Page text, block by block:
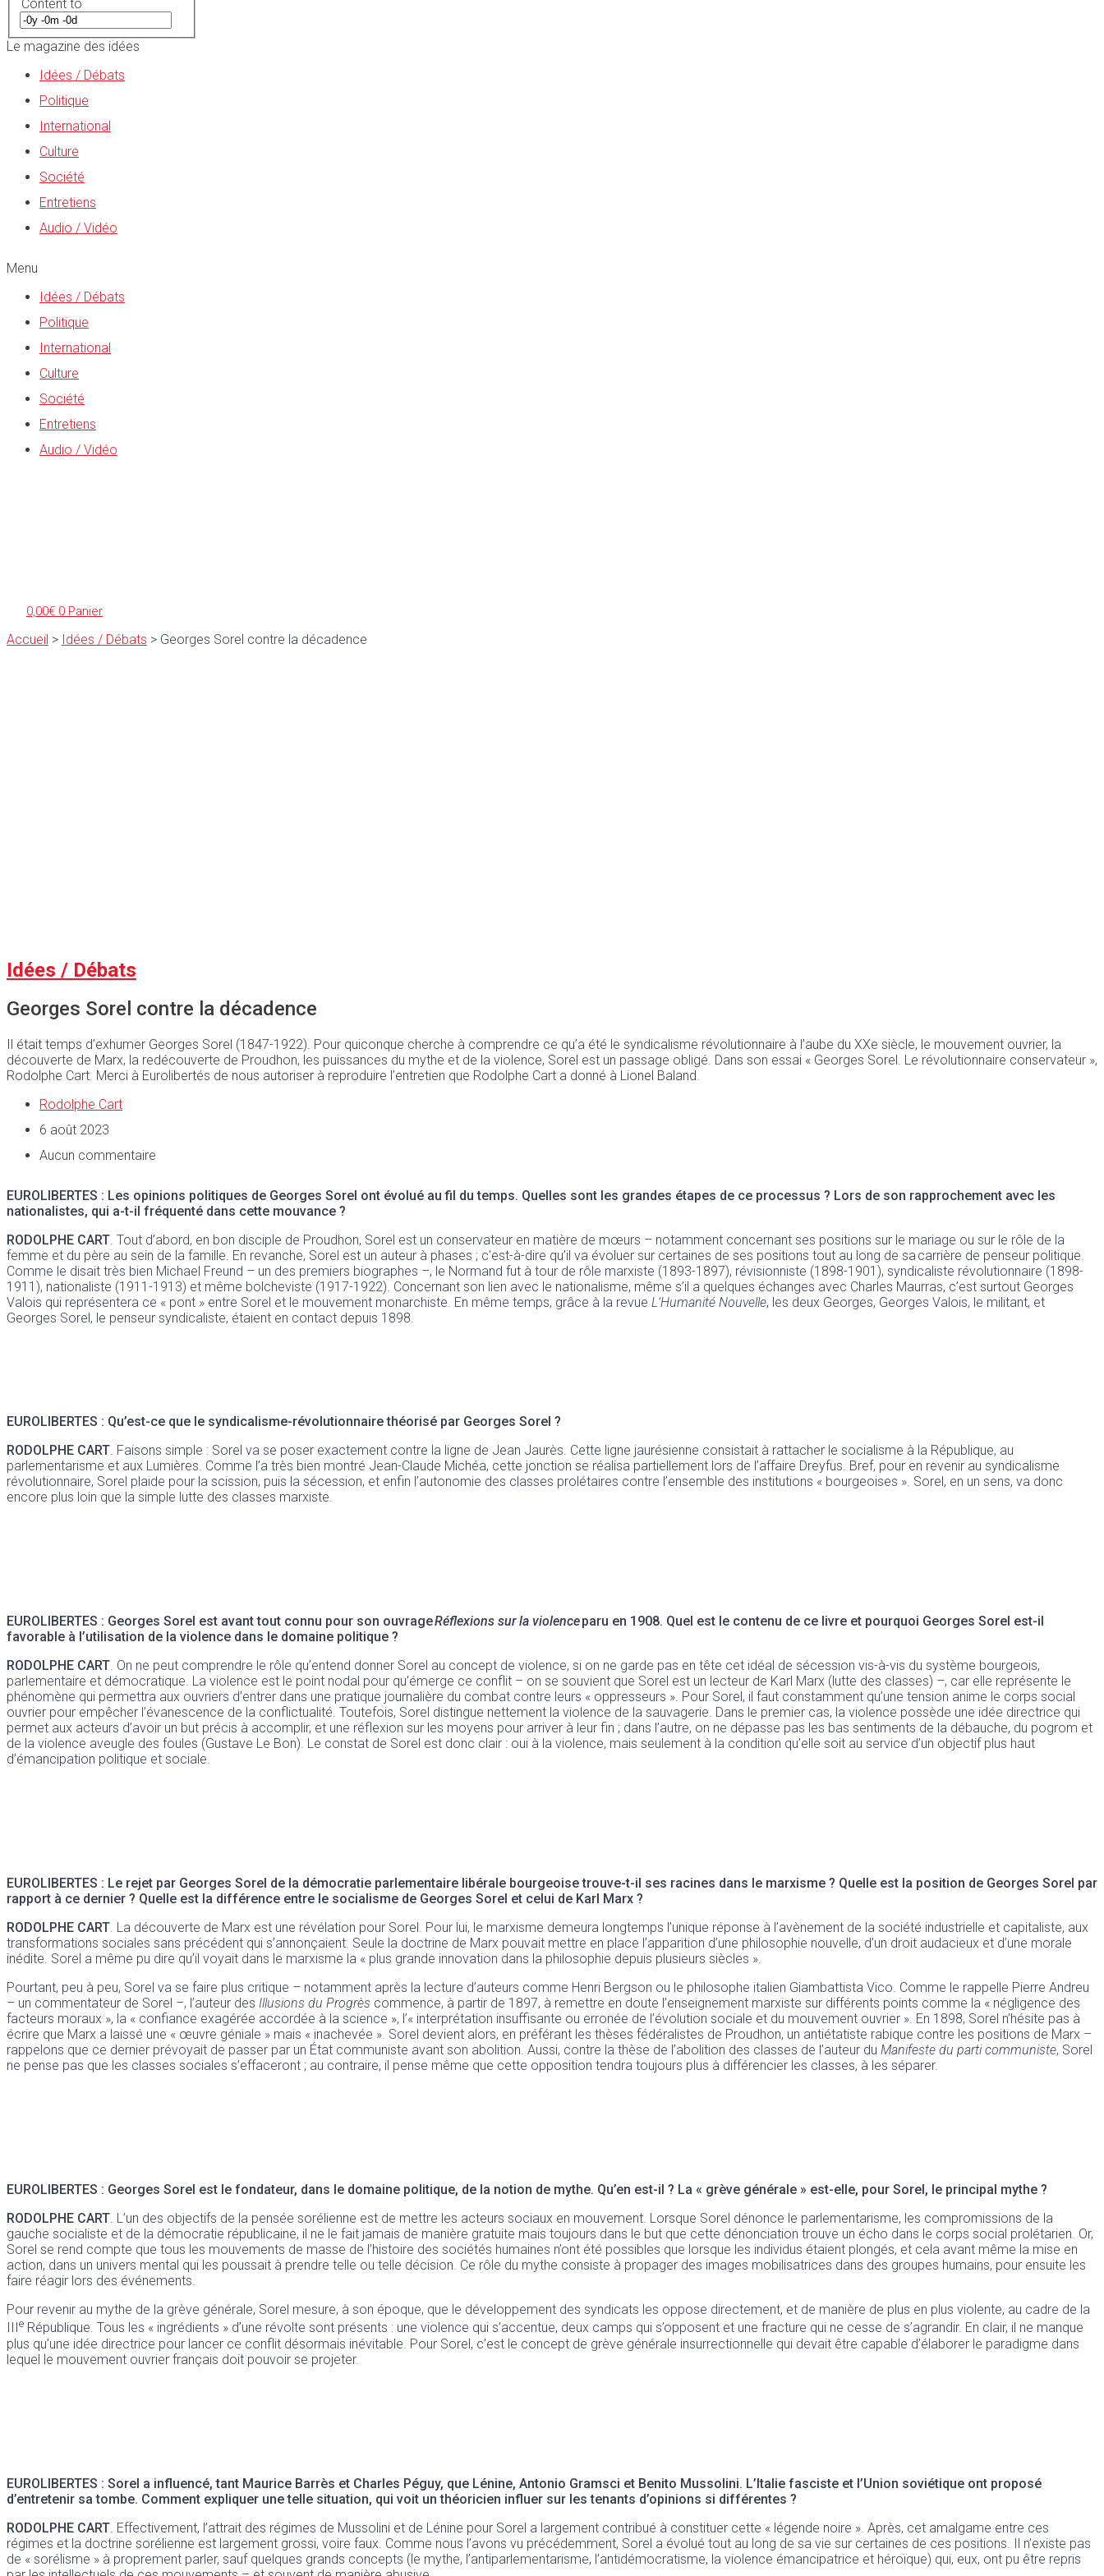
Content to
Le magazine des idées
Idées / Débats
Politique
International
Culture
Société
Entretiens
Audio / Vidéo
Menu
Idées / Débats
Politique
International
Culture
Société
Entretiens
Audio / Vidéo
0,00€ 0 Panier
Accueil > Idées / Débats > Georges Sorel contre la décadence
Idées / Débats
Georges Sorel contre la décadence
Il était temps d’exhumer Georges Sorel (1847-1922). Pour quiconque cherche à comprendre ce qu’a été le syndicalisme révolutionnaire à l’aube du XXe siècle, le mouvement ouvrier, la
découverte de Marx, la redécouverte de Proudhon, les puissances du mythe et de la violence, Sorel est un passage obligé. Dans son essai « Georges Sorel. Le révolutionnaire conservateur »,
Rodolphe Cart. Merci à Eurolibertés de nous autoriser à reproduire l’entretien que Rodolphe Cart a donné à Lionel Baland.
Rodolphe Cart
6 août 2023
Aucun commentaire
EUROLIBERTES : Les opinions politiques de Georges Sorel ont évolué au fil du temps. Quelles sont les grandes étapes de ce processus ? Lors de son rapprochement avec les
nationalistes, qui a-t-il fréquenté dans cette mouvance ?
RODOLPHE CART. Tout d’abord, en bon disciple de Proudhon, Sorel est un conservateur en matière de mœurs – notamment concernant ses positions sur le mariage ou sur le rôle de la
femme et du père au sein de la famille. En revanche, Sorel est un auteur à phases ; c’est-à-dire qu’il va évoluer sur certaines de ses positions tout au long de sa carrière de penseur politique.
Comme le disait très bien Michael Freund – un des premiers biographes –, le Normand fut à tour de rôle marxiste (1893-1897), révisionniste (1898-1901), syndicaliste révolutionnaire (1898-
1911), nationaliste (1911-1913) et même bolcheviste (1917-1922). Concernant son lien avec le nationalisme, même s’il a quelques échanges avec Charles Maurras, c’est surtout Georges
Valois qui représentera ce « pont » entre Sorel et le mouvement monarchiste. En même temps, grâce à la revue L’Humanité Nouvelle, les deux Georges, Georges Valois, le militant, et
Georges Sorel, le penseur syndicaliste, étaient en contact depuis 1898.
EUROLIBERTES : Qu’est-ce que le syndicalisme-révolutionnaire théorisé par Georges Sorel ?
RODOLPHE CART. Faisons simple : Sorel va se poser exactement contre la ligne de Jean Jaurès. Cette ligne jaurésienne consistait à rattacher le socialisme à la République, au
parlementarisme et aux Lumières. Comme l’a très bien montré Jean-Claude Michéa, cette jonction se réalisa partiellement lors de l’affaire Dreyfus. Bref, pour en revenir au syndicalisme
révolutionnaire, Sorel plaide pour la scission, puis la sécession, et enfin l’autonomie des classes prolétaires contre l’ensemble des institutions « bourgeoises ». Sorel, en un sens, va donc
encore plus loin que la simple lutte des classes marxiste.
EUROLIBERTES : Georges Sorel est avant tout connu pour son ouvrageRéflexions sur la violenceparu en 1908. Quel est le contenu de ce livre et pourquoi Georges Sorel est-il
favorable à l’utilisation de la violence dans le domaine politique ?
RODOLPHE CART. On ne peut comprendre le rôle qu’entend donner Sorel au concept de violence, si on ne garde pas en tête cet idéal de sécession vis-à-vis du système bourgeois,
parlementaire et démocratique. La violence est le point nodal pour qu’émerge ce conflit – on se souvient que Sorel est un lecteur de Karl Marx (lutte des classes) –, car elle représente le
phénomène qui permettra aux ouvriers d’entrer dans une pratique journalière du combat contre leurs « oppresseurs ». Pour Sorel, il faut constamment qu’une tension anime le corps social
ouvrier pour empêcher l’évanescence de la conflictualité. Toutefois, Sorel distingue nettement la violence de la sauvagerie. Dans le premier cas, la violence possède une idée directrice qui
permet aux acteurs d’avoir un but précis à accomplir, et une réflexion sur les moyens pour arriver à leur fin ; dans l’autre, on ne dépasse pas les bas sentiments de la débauche, du pogrom et
de la violence aveugle des foules (Gustave Le Bon). Le constat de Sorel est donc clair : oui à la violence, mais seulement à la condition qu’elle soit au service d’un objectif plus haut
d’émancipation politique et sociale.
EUROLIBERTES : Le rejet par Georges Sorel de la démocratie parlementaire libérale bourgeoise trouve-t-il ses racines dans le marxisme ? Quelle est la position de Georges Sorel par
rapport à ce dernier ? Quelle est la différence entre le socialisme de Georges Sorel et celui de Karl Marx ?
RODOLPHE CART. La découverte de Marx est une révélation pour Sorel. Pour lui, le marxisme demeura longtemps l’unique réponse à l’avènement de la société industrielle et capitaliste, aux
transformations sociales sans précédent qui s’annonçaient. Seule la doctrine de Marx pouvait mettre en place l’apparition d’une philosophie nouvelle, d’un droit audacieux et d’une morale
inédite. Sorel a même pu dire qu’il voyait dans le marxisme la « plus grande innovation dans la philosophie depuis plusieurs siècles ».
Pourtant, peu à peu, Sorel va se faire plus critique – notamment après la lecture d’auteurs comme Henri Bergson ou le philosophe italien Giambattista Vico. Comme le rappelle Pierre Andreu
– un commentateur de Sorel –, l’auteur des Illusions du Progrès commence, à partir de 1897, à remettre en doute l’enseignement marxiste sur différents points comme la « négligence des
facteurs moraux », la « confiance exagérée accordée à la science », l’« interprétation insuffisante ou erronée de l’évolution sociale et du mouvement ouvrier ». En 1898, Sorel n’hésite pas à
écrire que Marx a laissé une « œuvre géniale » mais « inachevée ». Sorel devient alors, en préférant les thèses fédéralistes de Proudhon, un antiétatiste rabique contre les positions de Marx –
rappelons que ce dernier prévoyait de passer par un État communiste avant son abolition. Aussi, contre la thèse de l’abolition des classes de l’auteur du Manifeste du parti communiste, Sorel
ne pense pas que les classes sociales s’effaceront ; au contraire, il pense même que cette opposition tendra toujours plus à différencier les classes, à les séparer.
EUROLIBERTES : Georges Sorel est le fondateur, dans le domaine politique, de la notion de mythe. Qu’en est-il ? La « grève générale » est-elle, pour Sorel, le principal mythe ?
RODOLPHE CART. L’un des objectifs de la pensée sorélienne est de mettre les acteurs sociaux en mouvement. Lorsque Sorel dénonce le parlementarisme, les compromissions de la
gauche socialiste et de la démocratie républicaine, il ne le fait jamais de manière gratuite mais toujours dans le but que cette dénonciation trouve un écho dans le corps social prolétarien. Or,
Sorel se rend compte que tous les mouvements de masse de l’histoire des sociétés humaines n’ont été possibles que lorsque les individus étaient plongés, et cela avant même la mise en
action, dans un univers mental qui les poussait à prendre telle ou telle décision. Ce rôle du mythe consiste à propager des images mobilisatrices dans des groupes humains, pour ensuite les
faire réagir lors des événements.
Pour revenir au mythe de la grève générale, Sorel mesure, à son époque, que le développement des syndicats les oppose directement, et de manière de plus en plus violente, au cadre de la
e République. Tous les « ingrédients » d’une révolte sont présents : une violence qui s’accentue, deux camps qui s’opposent et une fracture qui ne cesse de s’agrandir. En clair, il ne manque
plus qu’une idée directrice pour lancer ce conflit désormais inévitable. Pour Sorel, c’est le concept de grève générale insurrectionnelle qui devait être capable d’élaborer le paradigme dans
lequel le mouvement ouvrier français doit pouvoir se projeter.
EUROLIBERTES : Sorel a influencé, tant Maurice Barrès et Charles Péguy, que Lénine, Antonio Gramsci et Benito Mussolini. L’Italie fasciste et l’Union soviétique ont proposé
d’entretenir sa tombe. Comment expliquer une telle situation, qui voit un théoricien influer sur les tenants d’opinions si différentes ?
RODOLPHE CART . Effectivement, l’attrait des régimes de Mussolini et de Lénine pour Sorel a largement contribué à constituer cette « légende noire ». Après, cet amalgame entre ces
régimes et la doctrine sorélienne est largement grossi, voire faux. Comme nous l’avons vu précédemment, Sorel a évolué tout au long de sa vie sur certaines de ces positions. Il n’existe pas
de « sorélisme » à proprement parler, sauf quelques grands concepts (le mythe, l’antiparlementarisme, l’antidémocratisme, la violence émancipatrice et héroïque) qui, eux, ont pu être repris